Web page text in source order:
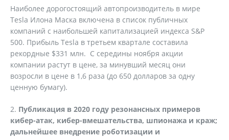
Наиболее дорогостоящий автопроизводитель в мире
Tesla Илона Маска включена в список публичных
компаний с наибольшей капитализацией индекса S&P
500. Прибыль Tesla в третьем квартале составила
рекордные $331 млн. С середины ноября акции
компании растут в цене, за минувший месяц они
возросли в цене в 1,6 раза (до 650 долларов за одну
ценную бумагу).
2. Публикация в 2020 году резонансных примеров
кибер-атак, кибер-вмешательства, шпионажа и краж;
дальнейшее внедрение роботизации и